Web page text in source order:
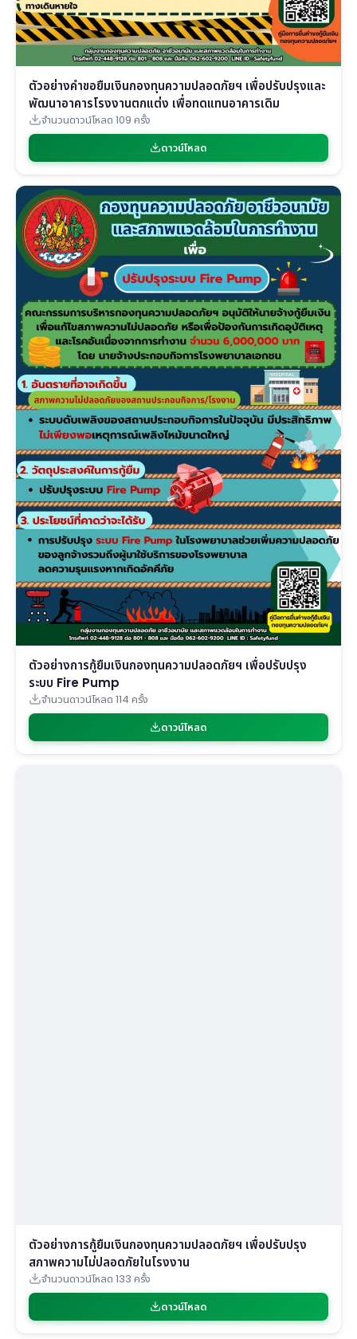
ตัวอย่างคำขอยืมเงินกองทุนความปลอดภัยฯ เพื่อปรับปรุงและ
พัฒนาอาคารโรงงานตกแต่ง เพื่อทดแทนอาคารเดิม
จำนวนดาวน์โหลด 109 ครั้ง
ดาวน์โหลด
ตัวอย่างการกู้ยืมเงินกองทุนความปลอดภัยฯ เพื่อปรับปรุง
ระบบ Fire Pump
จำนวนดาวน์โหลด 114 ครั้ง
ดาวน์โหลด
ตัวอย่างการกู้ยืมเงินกองทุนความปลอดภัยฯ เพื่อปรับปรุง
สภาพความไม่ปลอดภัยในโรงงาน
จำนวนดาวน์โหลด 133 ครั้ง
ดาวน์โหลด